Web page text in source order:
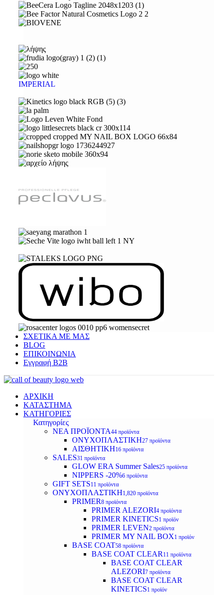
IMPERIAL
ΣΧΕΤΙΚΑ ΜΕ ΜΑΣ
BLOG
ΕΠΙΚΟΙΝΩΝΙΑ
Εγγραφή Β2Β
ΑΡΧΙΚΗ
ΚΑΤΑΣΤΗΜΑ
ΚΑΤΗΓΟΡΙΕΣ
Κατηγορίες
ΝΕΑ ΠΡΟΪΟΝΤΑ44 προϊόντα
ΟΝΥΧΟΠΛΑΣΤΙΚΗ27 προϊόντα
ΑΙΣΘΗΤΙΚΗ16 προϊόντα
SALES31 προϊόντα
GLOW ERA Summer Sales25 προϊόντα
NIPPERS -20%6 προϊόντα
GIFT SETS11 προϊόντα
ΟΝΥΧΟΠΛΑΣΤΙΚΗ1,820 προϊόντα
PRIMER8 προϊόντα
PRIMER ALEZORI4 προϊόντα
PRIMER KINETICS1 προϊόν
PRIMER LEVEN2 προϊόντα
PRIMER MY NAIL BOX1 προϊόν
BASE COAT58 προϊόντα
BASE COAT CLEAR 11 προϊόντα
BASE COAT CLEAR
ALEZORI7 προϊόντα
BASE COAT CLEAR
KINETICS1 προϊόν